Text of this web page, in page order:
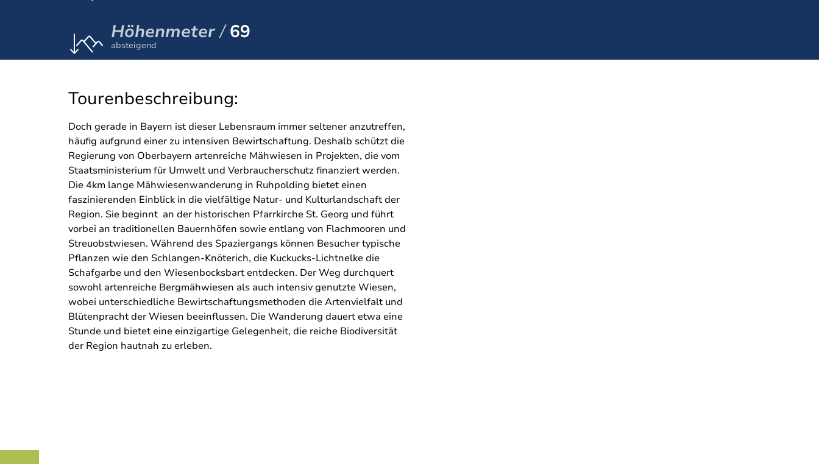
Höhenmeter 69
absteigend
Tourenbeschreibung:
Doch gerade in Bayern ist dieser Lebensraum immer seltener anzutreffen,
häufig aufgrund einer zu intensiven Bewirtschaftung. Deshalb schützt die
Regierung von Oberbayern artenreiche Mähwiesen in Projekten, die vom
Staatsministerium für Umwelt und Verbraucherschutz finanziert werden.
Die 4km lange Mähwiesenwanderung in Ruhpolding bietet einen
faszinierenden Einblick in die vielfältige Natur- und Kulturlandschaft der
Region. Sie beginnt an der historischen Pfarrkirche St. Georg und führt
vorbei an traditionellen Bauernhöfen sowie entlang von Flachmooren und
Streuobstwiesen. Während des Spaziergangs können Besucher typische
Pflanzen wie den Schlangen-Knöterich, die Kuckucks-Lichtnelke die
Schafgarbe und den Wiesenbocksbart entdecken. Der Weg durchquert
sowohl artenreiche Bergmähwiesen als auch intensiv genutzte Wiesen,
wobei unterschiedliche Bewirtschaftungsmethoden die Artenvielfalt und
Blütenpracht der Wiesen beeinflussen. Die Wanderung dauert etwa eine
Stunde und bietet eine einzigartige Gelegenheit, die reiche Biodiversität
der Region hautnah zu erleben.